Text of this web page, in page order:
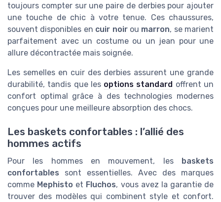
toujours compter sur une paire de derbies pour ajouter
une touche de chic à votre tenue. Ces chaussures,
souvent disponibles en cuir noirou marron, se marient
parfaitement avec un costume ou un jean pour une
allure décontractée mais soignée.
Les semelles en cuir des derbies assurent une grande
durabilité, tandis que les options standard offrent un
confort optimal grâce à des technologies modernes
conçues pour une meilleure absorption des chocs.
Les baskets confortables : l’allié des
hommes actifs
Pour les hommes en mouvement, les baskets
confortables sont essentielles. Avec des marques
comme Mephisto et Fluchos, vous avez la garantie de
trouver des modèles qui combinent style et confort.